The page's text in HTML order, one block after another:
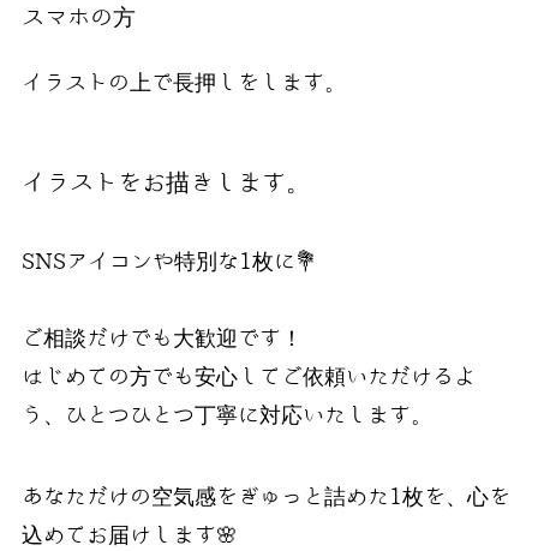
スマホの方
イラストの上で長押しをします。
イラストをお描きします。
SNSアイコンや特別な1枚に💐
ご相談だけでも大歓迎です！
はじめての方でも安心してご依頼いただけるよ
う、ひとつひとつ丁寧に対応いたします。
あなただけの空気感をぎゅっと詰めた1枚を、心を
込めてお届けします🌸